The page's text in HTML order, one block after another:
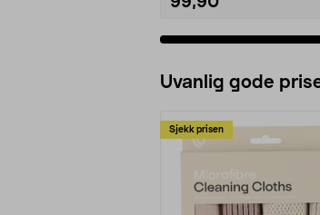
Uvanlig gode
Sjekk prisen